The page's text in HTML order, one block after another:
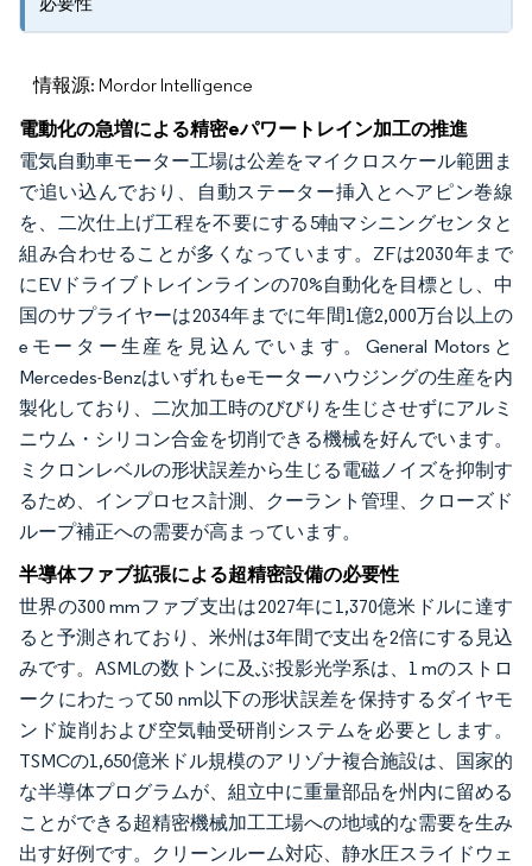
情報源: Mordor Intelligence
電動化の急増による精密eパワートレイン加工の推進
電気自動車モーター工場は公差をマイクロスケール範囲ま
で追い込んでおり、自動ステーター挿入とヘアピン巻線
を、二次仕上げ工程を不要にする5軸マシニングセンタと
組み合わせることが多くなっています。ZFは2030年まで
にEVドライブトレインラインの70%自動化を目標とし、中
国のサプライヤーは2034年までに年間1億2,000万台以上の
eモーター生産を見込んでいます。General Motorsと
Mercedes-Benzはいずれもeモーターハウジングの生産を内
製化しており、二次加工時のびびりを生じさせずにアルミ
ニウム・シリコン合金を切削できる機械を好んでいます。
ミクロンレベルの形状誤差から生じる電磁ノイズを抑制す
るため、インプロセス計測、クーラント管理、クローズド
ループ補正への需要が高まっています。
半導体ファブ拡張による超精密設備の必要性
世界の300 mmファブ支出は2027年に1,370億米ドルに達す
ると予測されており、米州は3年間で支出を2倍にする見込
みです。ASMLの数トンに及ぶ投影光学系は、1 mのストロ
ークにわたって50 nm以下の形状誤差を保持するダイヤモ
ンド旋削および空気軸受研削システムを必要とします。
TSMCの1,650億米ドル規模のアリゾナ複合施設は、国家的
な半導体プログラムが、組立中に重量部品を州内に留める
ことができる超精密機械加工工場への地域的な需要を生み
出す好例です。クリーンルーム対応、静水圧スライドウェ